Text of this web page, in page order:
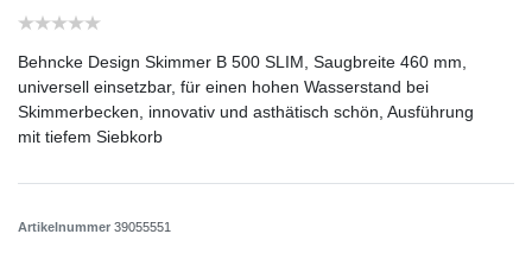
Behncke Design Skimmer B 500 SLIM, Saugbreite 460 mm,
universell einsetzbar, für einen hohen Wasserstand bei
Skimmerbecken, innovativ und asthätisch schön, Ausführung
mit tiefem Siebkorb
Artikelnummer 39055551